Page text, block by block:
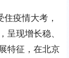
疫情大考，
呈现增长稳、
特征，在北京